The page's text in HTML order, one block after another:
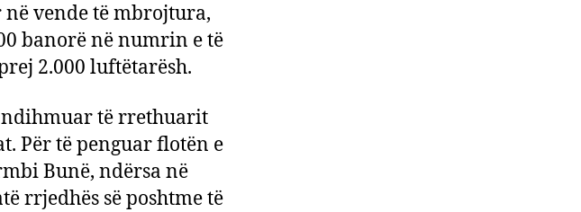
në vende të mbrojtura,
banorë në numrin e të
2.000 luftëtarësh.
ndihmuar të rrethuarit
Për të penguar flotën e
Bunë, ndërsa në
rrjedhës së poshtme të